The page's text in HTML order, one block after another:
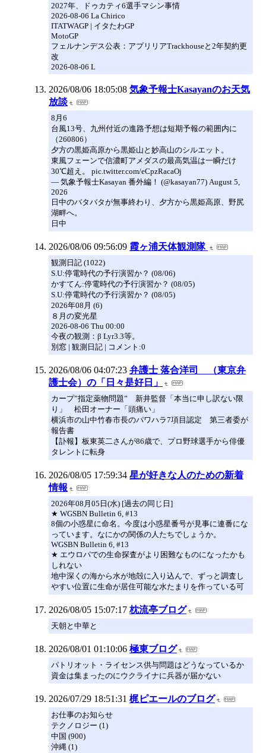
2027年、ドゥカティ6選手マシン事情
2026-08-06 La Chirico
ITATWAGP | イタたわGP
MotoGP
フェルナンデス公表：アプリリアTrackhouseと2年契約更
改
2026-08-06 L
2026/08/06 18:05:08 気象予報士Kasayanのお天気
放談
8月6
台風13号、九州付近の進路予想は短期予報の範囲内に
（260806）
夕方の黒姫高原から黒姫山と妙高山のシルエット。
東風フェーンで信濃町アメダスの最高気温は一瞬だけ
30℃超え。 pic.twitter.com/eCpzRacaOj
— 気象予報士Kasayan 番外編！ (@kasayan77) August 5,
2026
日中のバタバタが無事終わり、夕方から黒姫高原、野尻
湖畔へ。
日中
2026/08/06 09:56:09 霞ヶ浦天体観測隊
観測日記 (1022)
S.U:停電時代の予行演習か？ (08/06)
かすてん:停電時代の予行演習か？ (08/05)
S.U:停電時代の予行演習か？ (08/05)
2026年08月 (6)
８月の変光星
2026-08-06 Thu 00:00
今夜の観測：β Lyr3.3等。
別窓 | 観測日記 | コメント:0
2026/08/06 04:07:23 弁護士 落合洋司 （東京弁
護士会）の「日々是好日」
カープ”指定薬物問題” 新井監督「本当に申し訳ない限
り」 松田オーナー「頭痛い」
横浜市の山中竹春市長のパワハラ7項目認定 第三者委が
報告書
【訃報】板東英二さんが86歳で、プロ野球選手から俳優
タレントに転身
2026/08/05 17:59:34 星が好きな人のための新着
情報
2026年08月05日(水) [過去の同じ日]
★ WGSBN Bulletin 6, #13
8個の小惑星に命名。今度は小惑星番号が見事に連番にな
っています。なにかの関係の人たちでしょうか。
WGSBN Bulletin 6, #13
★ エウロパでの生命探査がより困難なものになったかも
しれない
地中深くの海から水が地殻に入り込んで、ずっと調査し
やすい位置に生命が居住可能な水たまりを作っている可
2026/08/05 15:07:17 枕流亭ブログ
天朝と中華と
2026/08/01 01:10:06 極東ブログ
パトリオット・ライセンス供与問題はどうなっているか
資金は集まったのにウクライナに兵器が届かない
2026/07/29 18:51:31 梶ピエールのブログ
お仕事のお知らせ
テクノロジー (1)
中国 (900)
沖縄 (1)